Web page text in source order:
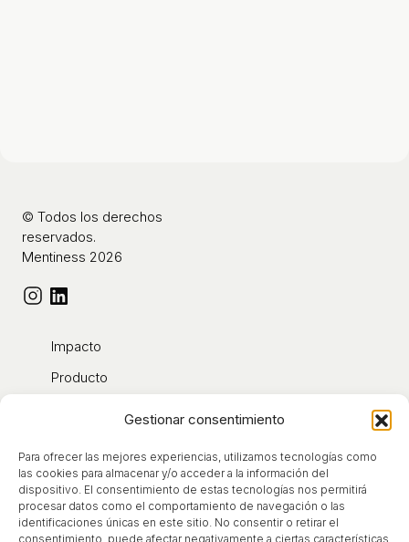
Gestionar consentimiento
Para ofrecer las mejores experiencias, utilizamos tecnologías como
las cookies para almacenar y/o acceder a la información del
dispositivo. El consentimiento de estas tecnologías nos permitirá
procesar datos como el comportamiento de navegación o las
identificaciones únicas en este sitio. No consentir o retirar el
consentimiento, puede afectar negativamente a ciertas características
© Todos los derechos
reservados.
Mentiness 2026
Impacto
Producto
Sobre nosotros
Aviso Legal